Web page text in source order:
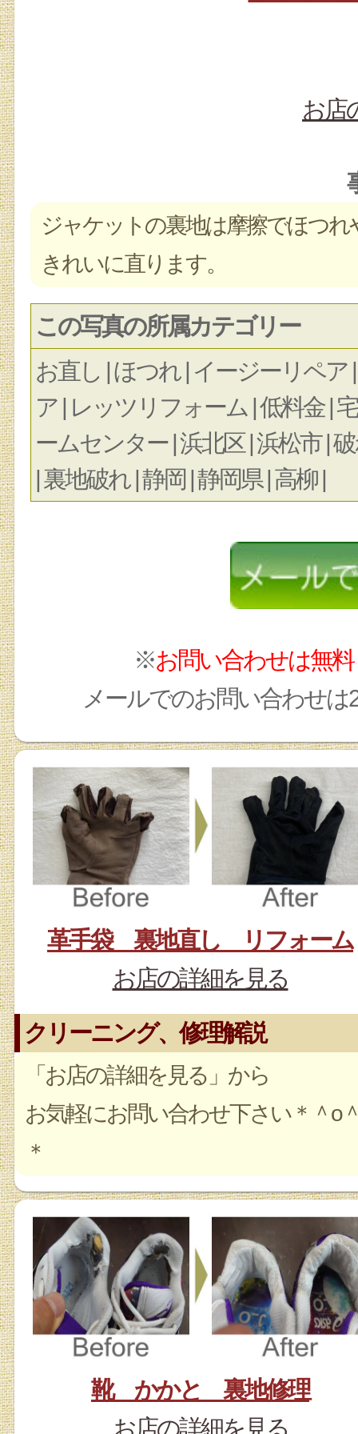
お店
ジャケットの裏地は摩擦でほつ
きれいに直ります。
この写真の所属カテゴリー
お直し | ほつれ | イージーリペア
ア | レッツリフォーム | 低料金 |
ームセンター | 浜北区 | 浜松市 |
| 裏地破れ | 静岡 | 静岡県 | 高柳 |
※お問い合わせは無料
メールでのお問い合わせ
革手袋 裏地直し リフォーム
お店の詳細を見る
クリーニング、修理解説
「お店の詳細を見る」から
お気軽にお問い合わせ下さい＊＾o
＊
靴 かかと 裏地修理
お店の詳細を見る